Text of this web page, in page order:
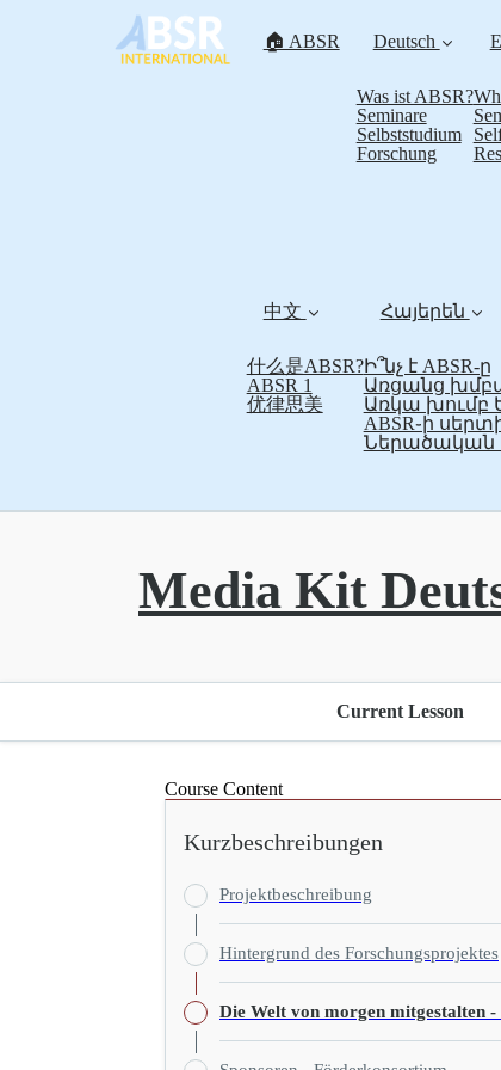
🏠 ABSR Deutsch
Was ist ABSR?
Seminare
Selbststudium
Forschung
中文
什么是ABSR?
ABSR 1
优律思美
Հայերեն
Ի՞նչ է ABSR-ը
Առցանց
Առկա խումբ
ABSR֊ի
Ներածական
Media Kit
Current Lesson
Course Content
Kurzbeschreibungen
Projektbeschreibung
Hintergrund des Forschungsprojektes
Die Welt von morgen mitgestalten